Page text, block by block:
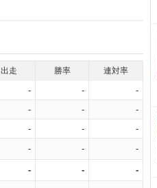
出走 勝率 連対率
- -
-
- -
-
- -
-
- - -
- - -